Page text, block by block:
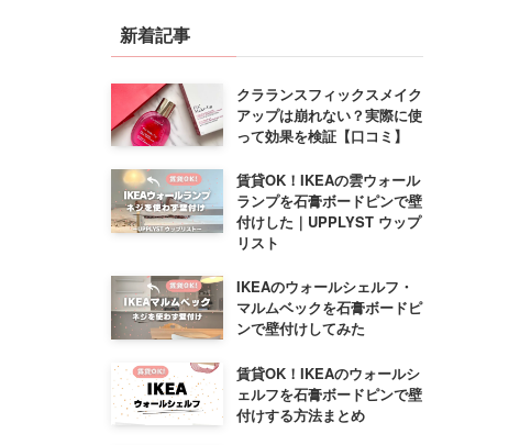
新着記事
クラランスフィックスメイク
アップは崩れない？実際に使
って効果を検証【口コミ】
賃貸OK！IKEAの雲ウォール
ランプを石膏ボードピンで壁
付けした｜UPPLYST ウップ
リスト
IKEAのウォールシェルフ・
マルムベックを石膏ボードピ
ンで壁付けしてみた
賃貸OK！IKEAのウォールシ
ェルフを石膏ボードピンで壁
付けする方法まとめ